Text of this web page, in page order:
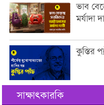
ভাব
মর্যাদা
কুস্তির
সাক্ষাৎকারকি